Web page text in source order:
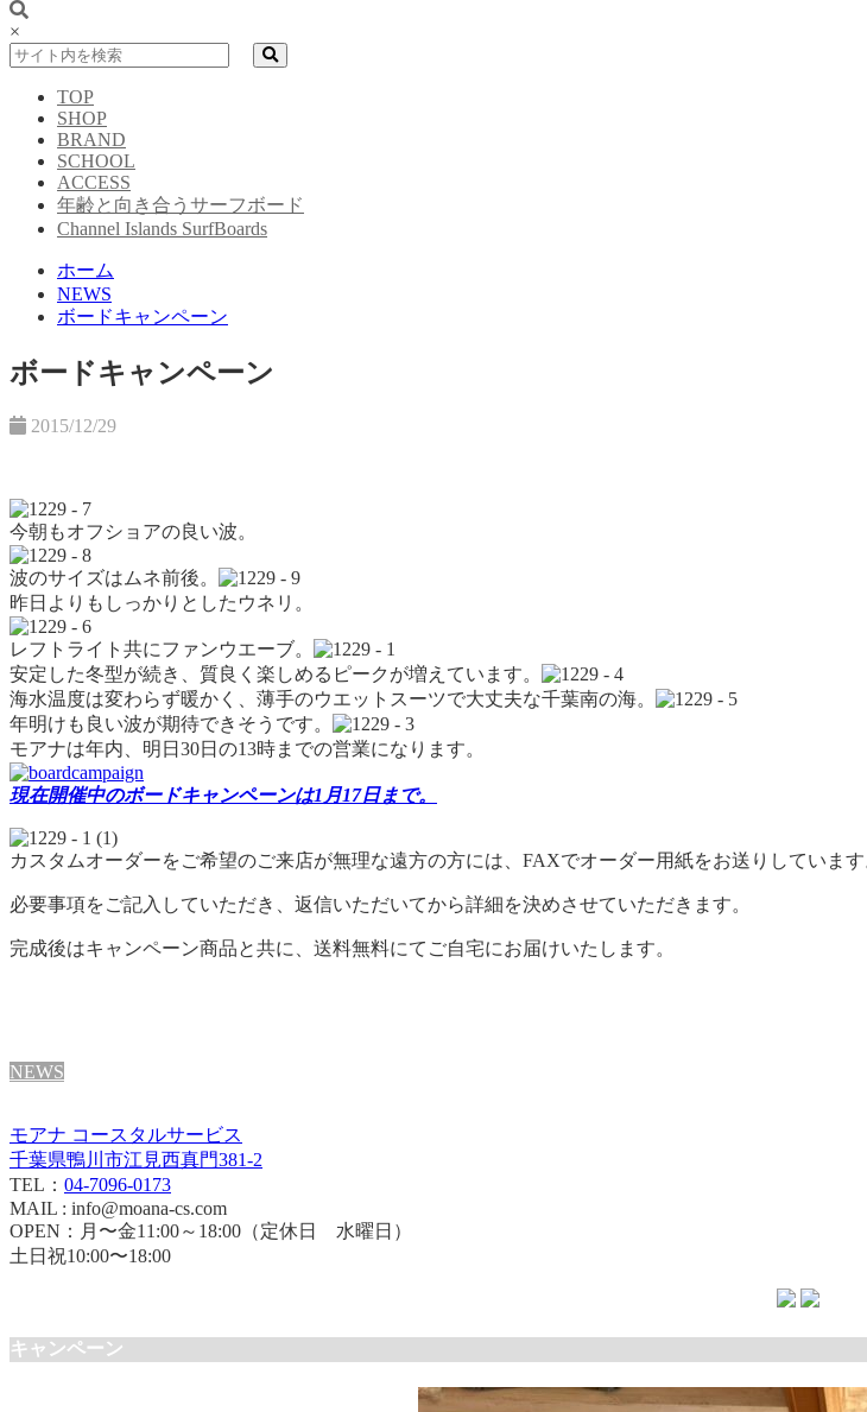
×
TOP
SHOP
BRAND
SCHOOL
ACCESS
年齢と向き合うサーフボード
Channel Islands SurfBoards
ホーム
NEWS
ボードキャンペーン
ボードキャンペーン
2015/12/29
今朝もオフショアの良い波。
波のサイズはムネ前後。
昨日よりもしっかりとしたウネリ。
レフトライト共にファンウエーブ。
安定した冬型が続き、質良く楽しめるピークが増えています。
海水温度は変わらず暖かく、薄手のウエットスーツで大丈夫な千葉南の海。
年明けも良い波が期待できそうです。
モアナは年内、明日30日の13時までの営業になります。
現在開催中のボードキャンペーンは1月17日まで。
カスタムオーダーをご希望のご来店が無理な遠方の方には、FAXでオーダー用紙をお送りしています
必要事項をご記入していただき、返信いただいてから詳細を決めさせていただきます。
完成後はキャンペーン商品と共に、送料無料にてご自宅にお届けいたします。
NEWS
モアナ コースタルサービス
千葉県鴨川市江見西真門381-2
TEL： 04-7096-0173
MAIL : info@moana-cs.com
OPEN：月〜金11:00～18:00（定休日 水曜日）
土日祝10:00〜18:00
キャンペーン